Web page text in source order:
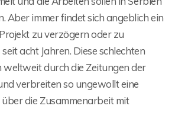
Aber immer findet sich angeblich ein
zu verzögern oder zu
acht Jahren. Diese schlechten
weltweit durch die Zeitungen der
verbreiten so ungewollt eine
die Zusammenarbeit mit